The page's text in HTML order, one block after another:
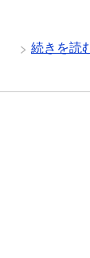
続きを読